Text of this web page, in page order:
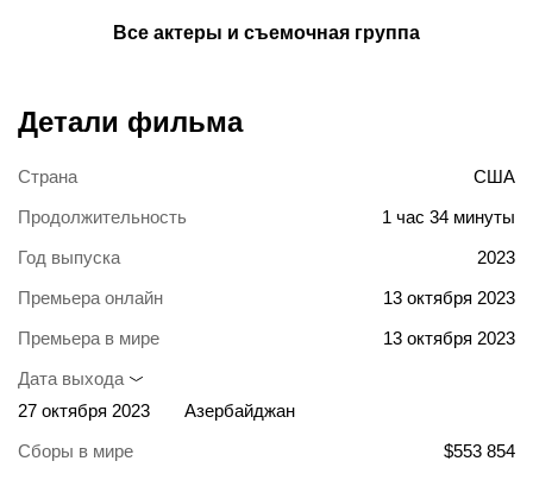
Все актеры и съемочная группа
Детали фильма
Страна
США
Продолжительность
1 час 34 минуты
Год выпуска
2023
Премьера онлайн
13 октября 2023
Премьера в мире
13 октября 2023
Дата выхода
27 октября 2023
Азербайджан
Сборы в мире
$553 854